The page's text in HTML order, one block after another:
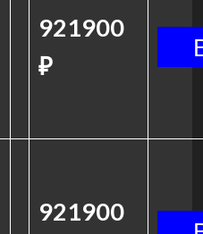
921900
₽
921900